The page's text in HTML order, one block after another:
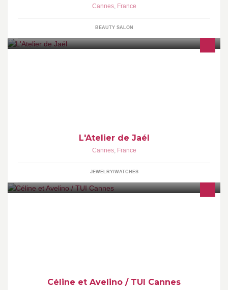
Cannes, France
BEAUTY SALON
L'Atelier de Jaél
Cannes, France
JEWELRY/WATCHES
Céline et Avelino / TUI Cannes